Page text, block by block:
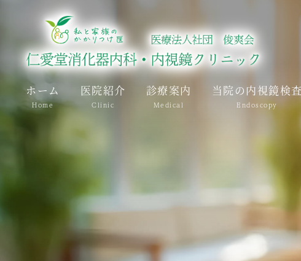
ホーム
Home
医院紹介
Clinic
診療案内
Medical
当院の内視鏡検査
Endoscopy